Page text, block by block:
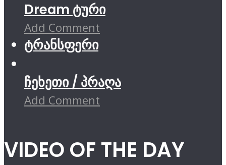
Dream ტური
Add Comment
ტრანსფერი
ჩეხეთი / პრაღა
Add Comment
VIDEO OF THE DAY